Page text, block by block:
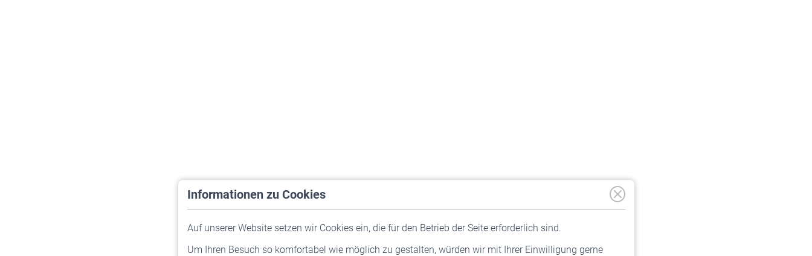
Informationen zu Cookies
Auf unserer Website setzen wir Cookies ein, die für den Betrieb der Seite erforderlich sind.
Um Ihren Besuch so komfortabel wie möglich zu gestalten, würden wir mit Ihrer Einwilligung gerne